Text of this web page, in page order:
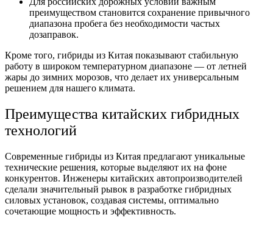
преимуществом становится сохранение привычного
диапазона пробега без необходимости частых
дозаправок.
Кроме того, гибриды из Китая показывают стабильную
работу в широком температурном диапазоне — от летней
жары до зимних морозов, что делает их универсальным
решением для нашего климата.
Преимущества китайских гибридных
технологий
Современные гибриды из Китая предлагают уникальные
технические решения, которые выделяют их на фоне
конкурентов. Инженеры китайских автопроизводителей
сделали значительный рывок в разработке гибридных
силовых установок, создавая системы, оптимально
сочетающие мощность и эффективность.